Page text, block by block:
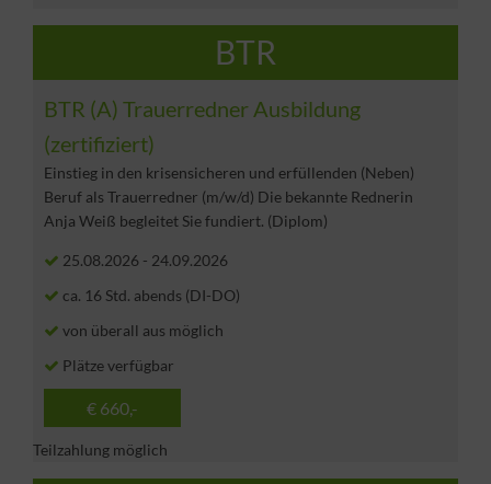
BTR
BTR (A) Trauerredner Ausbildung
(zertifiziert)
Einstieg in den krisensicheren und erfüllenden (Neben)
Beruf als Trauerredner (m/w/d) Die bekannte Rednerin
Anja Weiß begleitet Sie fundiert. (Diplom)
25.08.2026 - 24.09.2026
ca. 16 Std. abends (DI-DO)
von überall aus möglich
Plätze verfügbar
€ 660,-
Teilzahlung möglich